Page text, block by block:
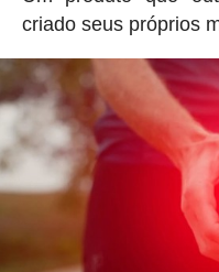
criado seus próprios